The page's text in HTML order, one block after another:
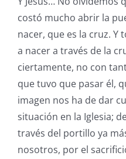
costó mucho abrir la
nacer, que es la cruz. Y
a nacer a través de la
ciertamente, no con
que tuvo que pasar él,
imagen nos ha de dar
situación en la Iglesia;
través del portillo ya
nosotros, por el